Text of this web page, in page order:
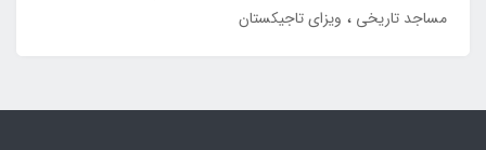
مساجد تاریخی
ویزای تاجیکستان